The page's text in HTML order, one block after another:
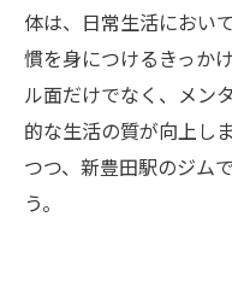
体は、日常生活におい
慣を身につけるきっか
ル面だけでなく、メン
的な生活の質が向上し
つつ、新豊田駅のジム
う。